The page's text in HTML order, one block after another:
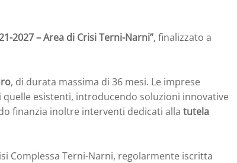
2027 – Area di Crisi Terni-Narni”, finalizzato a
, di durata massima di 36 mesi. Le imprese
esistenti, introducendo soluzioni innovative
finanzia inoltre interventi dedicati alla tutela
Complessa Terni-Narni, regolarmente iscritta